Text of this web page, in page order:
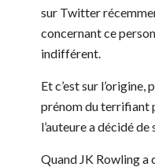
sur Twitter
concernant ce
indifférent.
Et c’est sur
prénom du terrifiant
l’auteure a décidé de
Quand JK Rowling a